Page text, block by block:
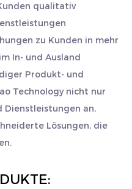
qualitativ
zu Kunden in mehr
In- und Ausland
Produkt- und
Technology nicht nur
Dienstleistungen an,
Lösungen, die